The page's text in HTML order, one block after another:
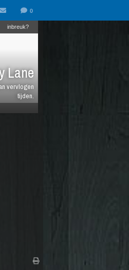
Lane
vervlogen
tijden.
inbreuk?